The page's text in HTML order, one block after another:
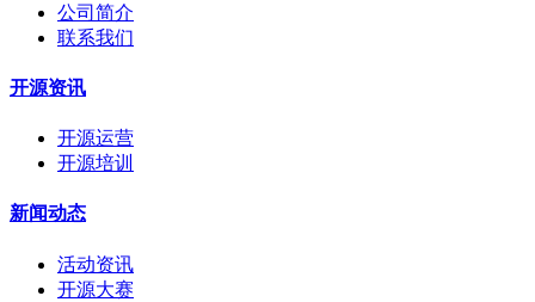
公司简介
联系我们
开源资讯
开源运营
开源培训
新闻动态
活动资讯
开源大赛